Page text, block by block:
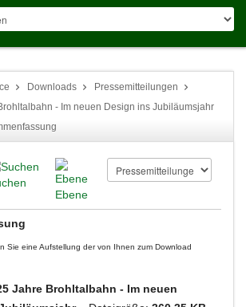
Downloads
Pressemitteilungen
- Im neuen Design ins Jubiläumsjahr
Ebene
Sie eine Aufstellung der von Ihnen zum Download
Jahre Brohltalbahn - Im neuen